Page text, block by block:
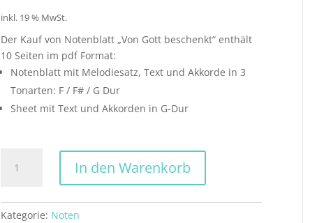
inkl. 19 % MwSt.
Der Kauf von Notenblatt „Von Gott beschenkt“ enthält
10 Seiten im pdf Format:
Notenblatt mit Melodiesatz, Text und Akkorde in 3
Tonarten: F / F# / G Dur
Sheet mit Text und Akkorden in G-Dur
Gott
Menge
In den Warenkorb
Kategorie: Noten